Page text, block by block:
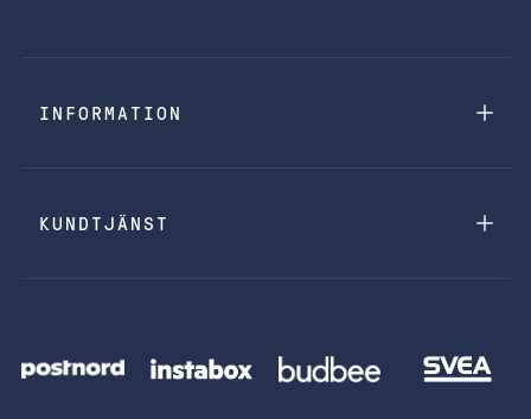
INFORMATION
KUNDTJÄNST